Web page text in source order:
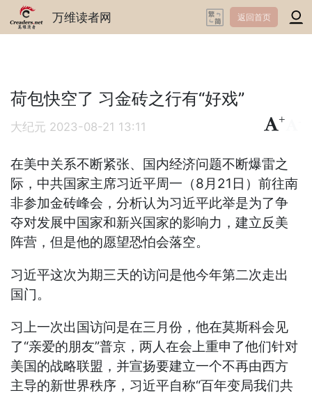
万维读者网 返回首页
荷包快空了 习金砖之行有“好戏”
大纪元 2023-08-21 13:11
+
在美中关系不断紧张、国内经济问题不断爆雷之
际，中共国家主席习近平周一（8月21日）前往南
非参加金砖峰会，分析认为习近平此举是为了争
夺对发展中国家和新兴国家的影响力，建立反美
阵营，但是他的愿望恐怕会落空。
习近平这次为期三天的访问是他今年第二次走出
国门。
习上一次出国访问是在三月份，他在莫斯科会见
了“亲爱的朋友”普京，两人在会上重申了他们针对
美国的战略联盟，并宣扬要建立一个不再由西方
主导的新世界秩序，习近平自称“百年变局我们共